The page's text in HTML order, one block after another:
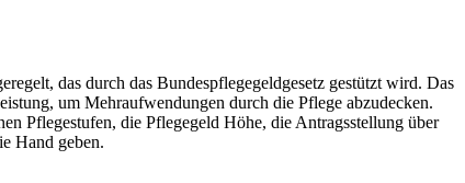
das durch das Bundespflegegeldgesetz gestützt wird. Das
um Mehraufwendungen durch die Pflege abzudecken.
Pflegestufen, die Pflegegeld Höhe, die Antragsstellung über
Hand geben.